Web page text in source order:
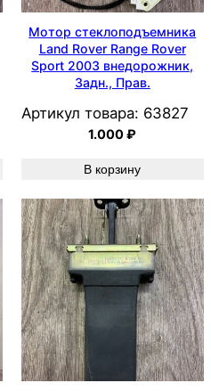
Мотор стеклоподъемника
Land Rover Range Rover
Sport 2003 внедорожник,
Задн., Прав.
Артикул товара: 63827
1.000₽
В корзину